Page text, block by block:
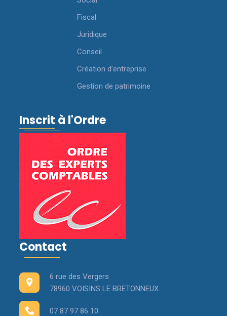
Fiscal
Juridique
Conseil
Création d’entreprise
Gestion de patrimoine
Inscrit à l'Ordre
Contact
6 rue des Vergers
78960 VOISINS LE BRETONNEUX
07 87 97 86 10